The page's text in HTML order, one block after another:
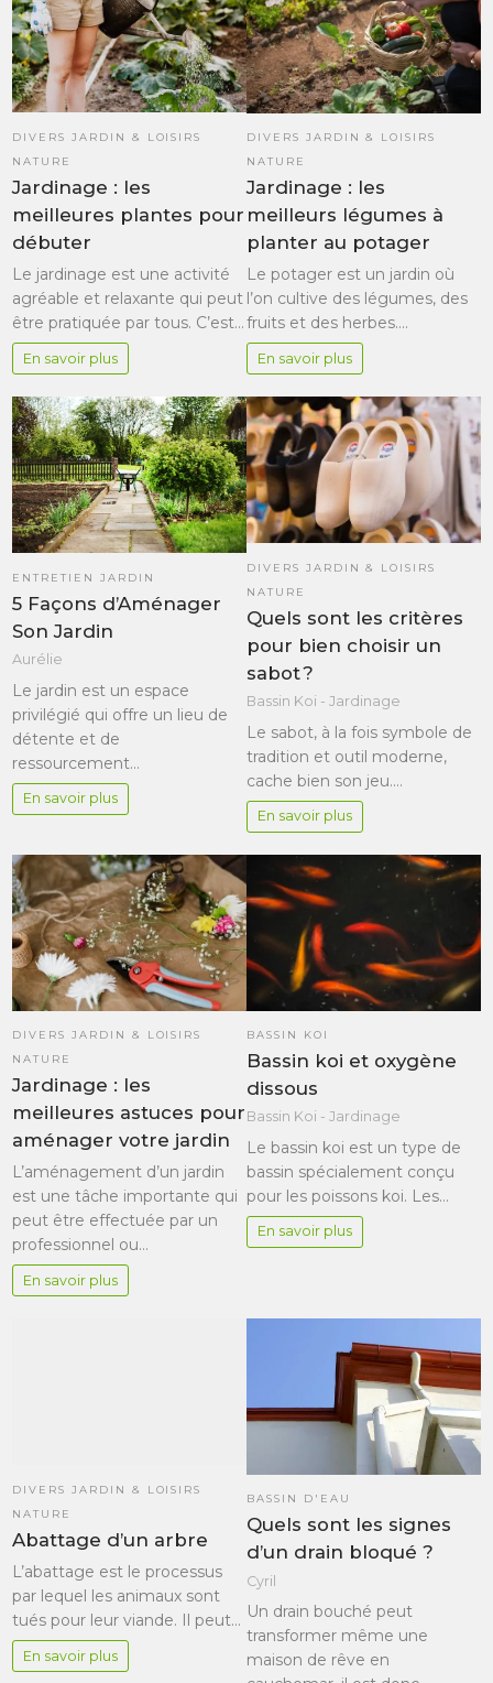
DIVERS JARDIN & LOISIRS
NATURE
Jardinage : les
meilleures plantes pour
débuter
Le jardinage est une activité
agréable et relaxante qui peut
être pratiquée par tous. C’est…
En savoir plus
DIVERS JARDIN & LOISIRS
NATURE
Jardinage : les
meilleurs légumes à
planter au potager
Le potager est un jardin où
l’on cultive des légumes, des
fruits et des herbes.…
En savoir plus
ENTRETIEN JARDIN
5 Façons d’Aménager
Son Jardin
Aurélie
Le jardin est un espace
privilégié qui offre un lieu de
détente et de
ressourcement…
En savoir plus
DIVERS JARDIN & LOISIRS
NATURE
Quels sont les critères
pour bien choisir un
sabot ?
Bassin Koi - Jardinage
Le sabot, à la fois symbole de
tradition et outil moderne,
cache bien son jeu.…
En savoir plus
DIVERS JARDIN & LOISIRS
NATURE
Jardinage : les
meilleures astuces pour
aménager votre jardin
L’aménagement d’un jardin
est une tâche importante qui
peut être effectuée par un
professionnel ou…
En savoir plus
BASSIN KOI
Bassin koi et oxygène
dissous
Bassin Koi - Jardinage
Le bassin koi est un type de
bassin spécialement conçu
pour les poissons koi. Les…
En savoir plus
DIVERS JARDIN & LOISIRS
NATURE
Abattage d’un arbre
L’abattage est le processus
par lequel les animaux sont
tués pour leur viande. Il peut…
En savoir plus
BASSIN D'EAU
Quels sont les signes
d’un drain bloqué ?
Cyril
Un drain bouché peut
transformer même une
maison de rêve en